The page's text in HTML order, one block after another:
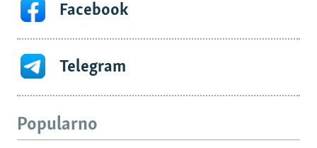
Facebook
Telegram
Popularno